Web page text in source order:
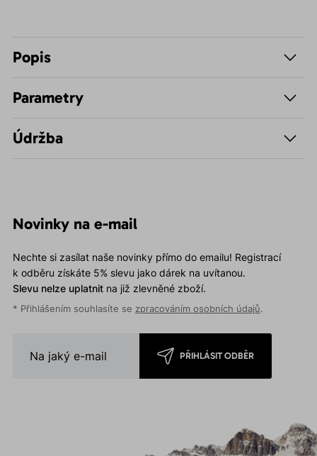
Popis
Parametry
Údržba
Novinky na e-mail
Nechte si zasílat naše novinky přímo do emailu! Registrací
k odběru získáte 5% slevu jako dárek na uvítanou.
Slevu nelze uplatnitna již zlevněné zboží.
* Přihlášením souhlasíte se zpracováním osobních údajů.
PŘIHLÁSIT ODBĚR